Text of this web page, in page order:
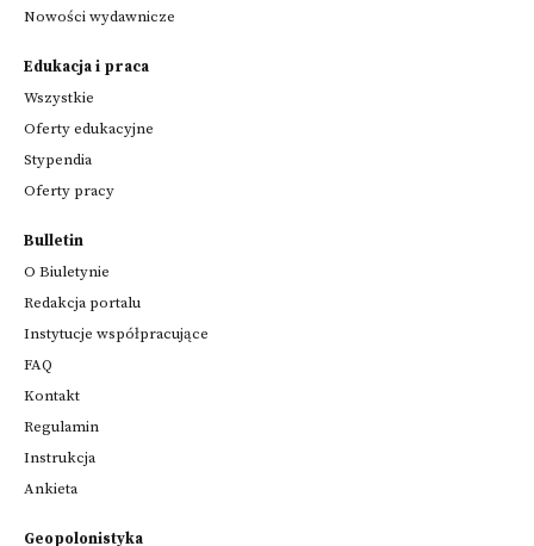
Nowości wydawnicze
Edukacja i praca
Wszystkie
Oferty edukacyjne
Stypendia
Oferty pracy
Bulletin
O Biuletynie
Redakcja portalu
Instytucje współpracujące
FAQ
Kontakt
Regulamin
Instrukcja
Ankieta
Geopolonistyka